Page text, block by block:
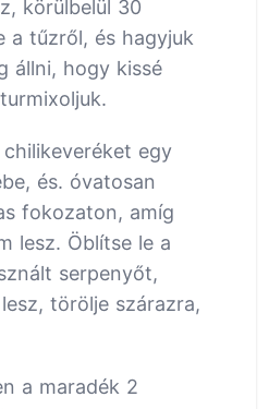
körülbelül 30
a tűzről, és hagyjuk
állni, hogy kissé
egy
és. óvatosan
fokozaton, amíg
lesz. Öblítse le a
serpenyőt,
törölje szárazra,
a maradék 2